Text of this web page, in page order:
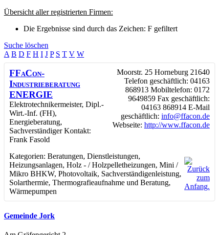
Übersicht aller registrierten Firmen:
Die Ergebnisse sind durch das Zeichen: F gefiltert
Suche löschen
A B D F H I J P S T V W
FFaCon-
Industrieberatung
ENERGIE
Elektrotechnikermeister, Dipl.-
Wirt.-Inf. (FH),
Energieberatung,
Sachverständiger Kontakt:
Frank Fasold
Moorstr. 25 Horneburg 21640
Telefon geschäftlich: 04163
868913 Mobiltelefon: 0172
9649859 Fax geschäftlich:
04163 868914 E-Mail
geschäftlich: info@ffacon.de
Webseite: http://www.ffacon.de
Kategorien: Beratungen, Dienstleistungen,
Heizungsanlagen, Holz - / Holzpelletheizungen, Mini /
Mikro BHKW, Photovoltaik, Sachverständigenleistung,
Solarthermie, Thermografieaufnahme und Beratung,
Wärmepumpen
Gemeinde Jork